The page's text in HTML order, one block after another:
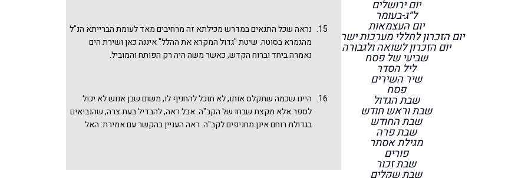
יום ירושלים
ל״ג-בעומר
יום העצמאות
יום הזכרון לחללי מערכות ישראל
יום הזכרון לשואה ולגבורה
שביעי של פסח
ליל הסדר
שיר השירים
פסח
שבת הגדול
שבת וראש חודש
שבת החודש
שבת פרה
מגילת אסתר
פורים
שבת זכור
שבת שקלים
פסוק ופסוק (כשיטת ר' אליעזר). ר' נחמיה מדגיש את "ויאמרו לאמור".
בסופו של דבר הייתה השירה אמירה משותפת למשה ולבני ישראל - "בהדי
הדדי" ואולי גם ברוח קודש ששרתה על כולם כשיטת התוספתא.
נראה שכל התנאים במדרש מכילתא זה מרחיבים מאד לעומת הברייתא הנ"ל
מהגמרא בסוטה. שיטת "גדול המקרא את ההלל" איננה כאן ושירת הים
נאמרה ביחד וברוח הקדש, כאשר משה היה רק הפותח והמוביל.
היינו שכמה שתקלס אותו, לא תוכל להחניף לו, משום שבן אנוש לא יכול
לספר אלא מקצת שבחו של הקב"ה. אבל ראה, להבדיל בעת צרה, שהנביאים
בגדולת רוחם אינן מחניפים לקב"ה. ראה העניין בהקשר עם אמירת: האל